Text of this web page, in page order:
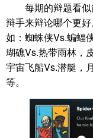
每期的辩题看
辩手来辩论哪个更
如：蜘蛛侠Vs.蝙蝠
瑚礁Vs.热带雨林，
宇宙飞船Vs.潜艇，
等。